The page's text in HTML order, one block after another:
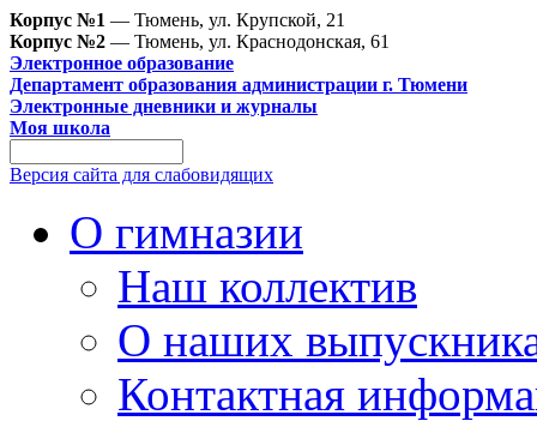
Корпус №1 — Тюмень, ул. Крупской, 21
Корпус №2 — Тюмень, ул. Краснодонская, 61
Электронное образование
Департамент образования администрации г. Тюмени
Электронные дневники и журналы
Моя школа
Версия сайта для слабовидящих
О гимназии
Наш коллектив
О наших
Контактная